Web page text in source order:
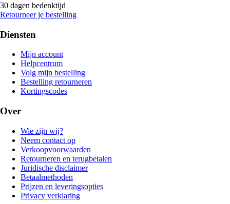
30 dagen bedenktijd
Retourneer je bestelling
Diensten
Mijn account
Helpcentrum
Volg mijn bestelling
Bestelling retourneren
Kortingscodes
Over
Wie zijn wij?
Neem contact op
Verkoopvoorwaarden
Retourneren en terugbetalen
Juridische disclaimer
Betaalmethoden
Prijzen en leveringsopties
Privacy verklaring